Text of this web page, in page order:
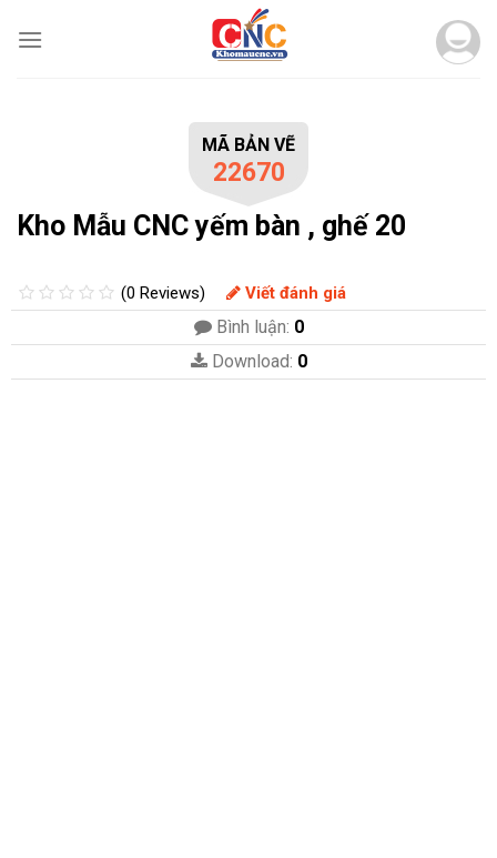
MÃ BẢN VẼ
22670
Kho Mẫu CNC yếm bàn , ghế 20
(0 Reviews) Viết đánh giá
Bình luận: 0
Download: 0